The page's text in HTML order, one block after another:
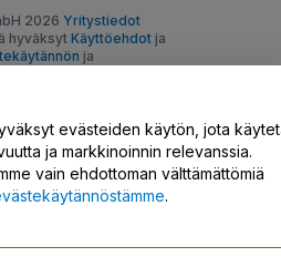
2026 Yritystiedot
hyväksyt Käyttöehdot ja
ja
evästeiden käytön, jota
ja markkinoinnin relevanssia.
vain ehdottoman välttämättömiä
.